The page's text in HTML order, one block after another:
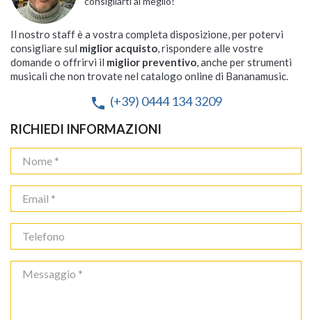
Il nostro staff è a vostra completa disposizione, per potervi
consigliare sul miglior acquisto, rispondere alle vostre
domande o offrirvi il miglior preventivo, anche per strumenti
musicali che non trovate nel catalogo online di Bananamusic.
phone (+39) 0444 134 3209
RICHIEDI INFORMAZIONI